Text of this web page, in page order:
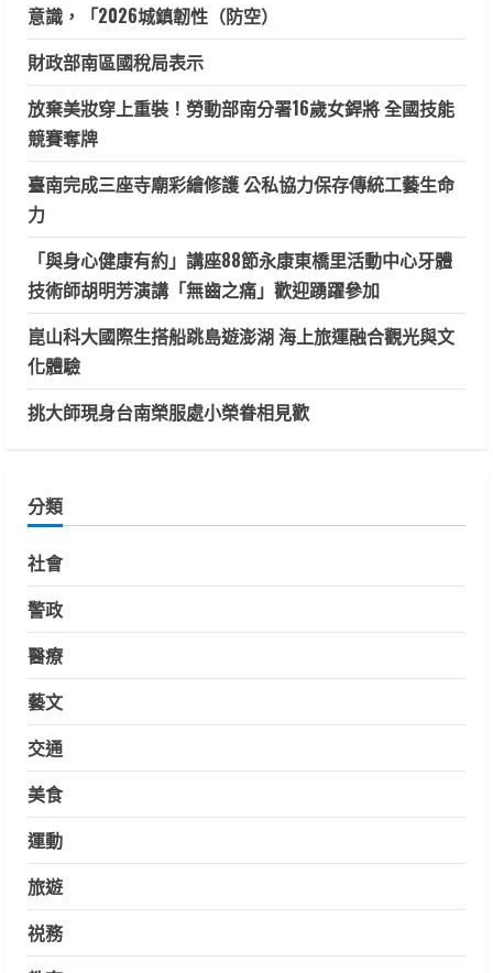
意識，「2026城鎮韌性（防空）
財政部南區國稅局表示
放棄美妝穿上重裝！勞動部南分署16歲女銲將 全國技能
競賽奪牌
臺南完成三座寺廟彩繪修護 公私協力保存傳統工藝生命
力
「與身心健康有約」講座88節永康東橋里活動中心牙體
技術師胡明芳演講「無齒之痛」歡迎踴躍參加
崑山科大國際生搭船跳島遊澎湖 海上旅運融合觀光與文
化體驗
挑大師現身台南榮服處小榮眷相見歡
分類
社會
警政
醫療
藝文
交通
美食
運動
旅遊
祱務